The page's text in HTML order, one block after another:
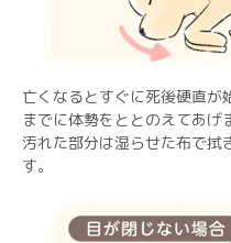
亡くなるとすぐに死後硬直が
までに体勢をととのえてあげ
汚れた部分は湿らせた布で拭
す。